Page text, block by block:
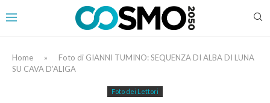
Home »
Foto di GIANNI TUMINO: SEQUENZA DI ALBA DI LUNA
SU CAVA D’ALIGA
Foto dei Lettori